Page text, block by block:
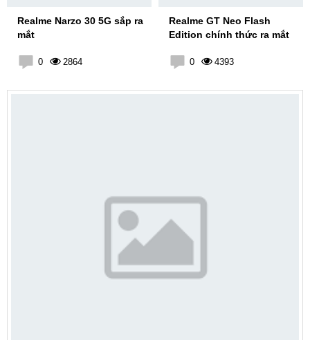
Realme Narzo 30 5G sắp ra
mắt
0 2864
Realme GT Neo Flash
Edition chính thức ra mắt
0 4393